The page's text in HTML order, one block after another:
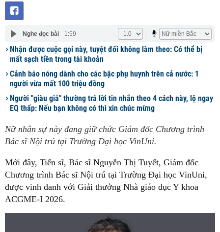
Nghe đọc bài 1:59
Nhận được cuộc gọi này, tuyệt đối không làm theo: Có thể bị
mất sạch tiền trong tài khoản
Cảnh báo nóng dành cho các bậc phụ huynh trên cả nước: 1
người vừa mất 100 triệu đồng
Người "giàu giả" thường trả lời tin nhắn theo 4 cách này, lộ ngay
EQ thấp: Nếu bạn không có thì xin chúc mừng
Nữ nhân sự này đang giữ chức Giám đốc Chương trình
Bác sĩ Nội trú tại Trường Đại học VinUni.
Mới đây, Tiến sĩ, Bác sĩ Nguyễn Thị Tuyết, Giám đốc
Chương trình Bác sĩ Nội trú tại Trường Đại học VinUni,
được vinh danh với Giải thưởng Nhà giáo dục Y khoa
ACGME-I 2026.